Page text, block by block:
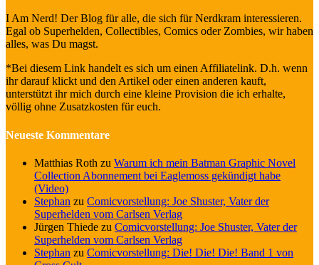
I Am Nerd! Der Blog für alle, die sich für Nerdkram interessieren.
Egal ob Superhelden, Collectibles, Comics oder Zombies, wir haben
alles, was Du magst.
*Bei diesem Link handelt es sich um einen Affiliatelink. D.h. wenn
ihr darauf klickt und den Artikel oder einen anderen kauft,
unterstützt ihr mich durch eine kleine Provision die ich erhalte,
völlig ohne Zusatzkosten für euch.
Neueste Kommentare
Matthias Roth zu Warum ich mein Batman Graphic Novel
Collection Abonnement bei Eaglemoss gekündigt habe
(Video)
Stephan zu Comicvorstellung: Joe Shuster, Vater der
Superhelden vom Carlsen Verlag
Jürgen Thiede zu Comicvorstellung: Joe Shuster, Vater der
Superhelden vom Carlsen Verlag
Stephan zu Comicvorstellung: Die! Die! Die! Band 1 von